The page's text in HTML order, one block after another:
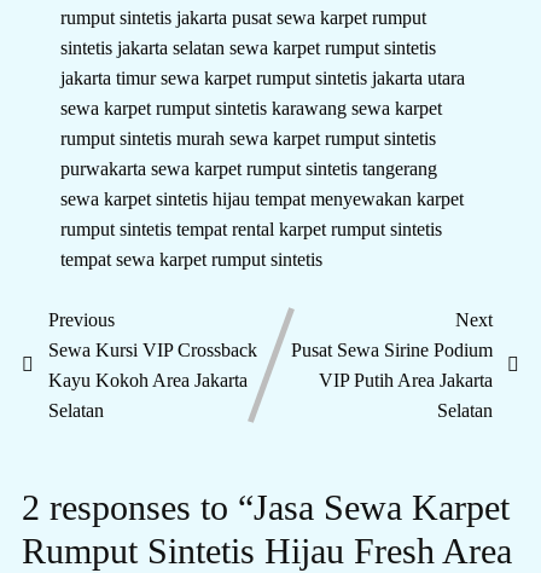
rumput sintetis jakarta pusatsewa karpet rumput
sintetis jakarta selatansewa karpet rumput sintetis
jakarta timursewa karpet rumput sintetis jakarta utara
sewa karpet rumput sintetis karawangsewa karpet
rumput sintetis murahsewa karpet rumput sintetis
purwakartasewa karpet rumput sintetis tangerang
sewa karpet sintetis hijautempat menyewakan karpet
rumput sintetistempat rental karpet rumput sintetis
tempat sewa karpet rumput sintetis
Previous
Sewa Kursi VIP Crossback
Kayu Kokoh Area Jakarta
Selatan
Next
Pusat Sewa Sirine Podium
VIP Putih Area Jakarta
Selatan
2 responses to “Jasa Sewa Karpet
Rumput Sintetis Hijau Fresh Area